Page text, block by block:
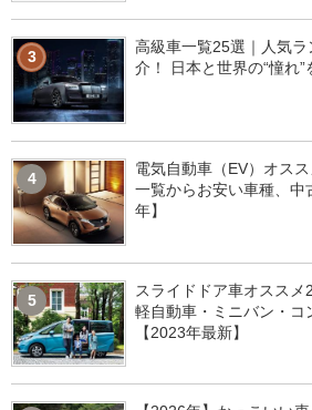
3
高級車一覧25選｜人気
介！ 日本と世界の“憧れ”
4
電気自動車（EV）オス
一覧からお安い車種、
年】
5
スライドドア車オススメ
軽自動車・ミニバン・コ
【2023年最新】